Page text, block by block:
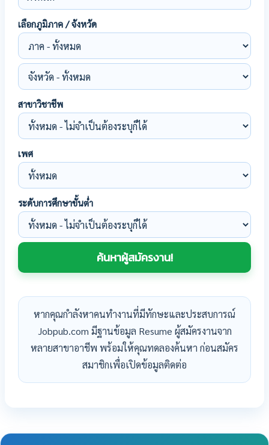
เลือกภูมิภาค / จังหวัด
สาขาวิชาชีพ
เพศ
ระดับการศึกษาขั้นต่ำ
หากคุณกำลังหาคนทำงานที่มีทักษะและประสบการณ์
Jobpub.com มีฐานข้อมูล Resume ผู้สมัครงานจาก
หลายสาขาอาชีพ พร้อมให้คุณทดลองค้นหา ก่อนสมัคร
สมาชิกเพื่อเปิดข้อมูลติดต่อ